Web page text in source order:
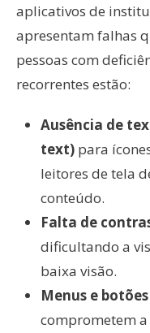
aplicativos de
apresentam falhas
pessoas com
recorrentes estão:
Ausência de
text) para
leitores de tela
conteúdo.
Falta de
dificultando a
baixa visão.
Menus e
comprometem a